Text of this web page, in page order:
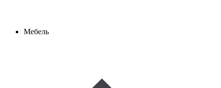
Мебель